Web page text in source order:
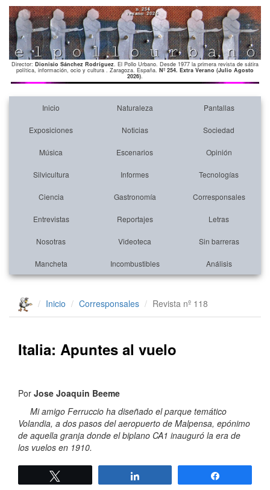
Director: Dionisio Sánchez Rodríguez. El Pollo Urbano. Desde 1977 la primera revista de sátira
política, información, ocio y cultura . Zaragoza. España. Nº 254. Extra Verano (Julio Agosto
2026).
Inicio Naturaleza Pantallas
Exposiciones Noticias Sociedad
Música Escenarios Opinión
Silvicultura Informes Tecnologías
Ciencia Gastronomía Corresponsales
Entrevistas Reportajes Letras
Nosotras Videoteca Sin barreras
Mancheta Incombustibles Análisis
Inicio Corresponsales Revista nº 118
Italia: Apuntes al vuelo
Por Jose Joaquin Beeme
Mi amigo Ferruccio ha diseñado el parque temático
Volandia, a dos pasos del aeropuerto de Malpensa, epónimo
de aquella granja donde el biplano CA1 inauguró la era de
los vuelos en 1910.